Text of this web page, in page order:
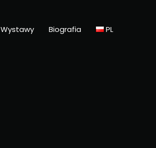
Wystawy Biografia PL